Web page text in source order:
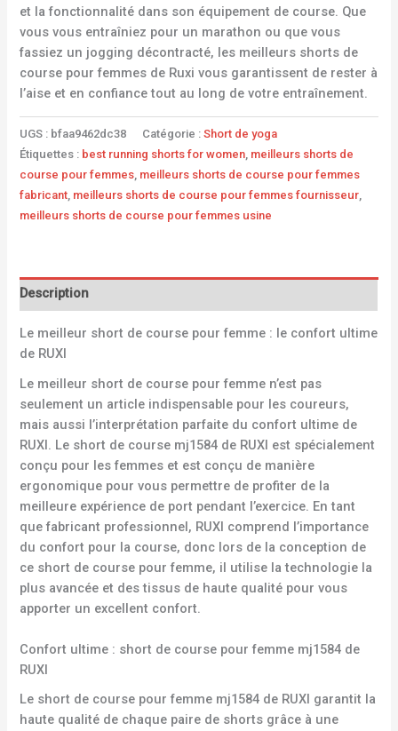
et la fonctionnalité dans son équipement de course. Que
vous vous entraîniez pour un marathon ou que vous
fassiez un jogging décontracté, les meilleurs shorts de
course pour femmes de Ruxi vous garantissent de rester à
l’aise et en confiance tout au long de votre entraînement.
UGS : bfaa9462dc38 Catégorie :Short de yoga
Étiquettes : best running shorts for women meilleurs shorts de
course pour femmes meilleurs shorts de course pour femmes
fabricant meilleurs shorts de course pour femmes fournisseur
meilleurs shorts de course pour femmes usine
Description
Le meilleur short de course pour femme : le confort ultime
de RUXI
Le meilleur short de course pour femme n’est pas
seulement un article indispensable pour les coureurs,
mais aussi l’interprétation parfaite du confort ultime de
RUXI. Le short de course mj1584 de RUXI est spécialement
conçu pour les femmes et est conçu de manière
ergonomique pour vous permettre de profiter de la
meilleure expérience de port pendant l’exercice. En tant
que fabricant professionnel, RUXI comprend l’importance
du confort pour la course, donc lors de la conception de
ce short de course pour femme, il utilise la technologie la
plus avancée et des tissus de haute qualité pour vous
apporter un excellent confort.
Confort ultime : short de course pour femme mj1584 de
RUXI
Le short de course pour femme mj1584 de RUXI garantit la
haute qualité de chaque paire de shorts grâce à une